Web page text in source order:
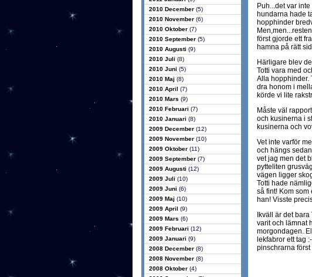
2010 December (5)
2010 November (6)
2010 Oktober (7)
2010 September (5)
2010 Augusti (9)
2010 Juli (8)
2010 Juni (5)
2010 Maj (8)
2010 April (7)
2010 Mars (9)
2010 Februari (7)
2010 Januari (8)
2009 December (12)
2009 November (10)
2009 Oktober (11)
2009 September (7)
2009 Augusti (12)
2009 Juli (10)
2009 Juni (6)
2009 Maj (10)
2009 April (9)
2009 Mars (6)
2009 Februari (12)
2009 Januari (9)
2008 December (8)
2008 November (8)
2008 Oktober (4)
Puh...det var
hundarna hade
hopphinder
först gjorde ett
hamna på rätt
Härligare blev
Totti vara med
Alla hopphinder.
dra honom i
körde vi lite
Måste väl
och kusinerna i
kusinerna och
Vet inte varför
och hängs
vet jag men det
pytteliten
vägen ligger
Totti hade
så fint! Kom som
han! Visste
Ikväll är det
varit och lämnat
morgondagen.
lekfabror ett tag
pinschrarna